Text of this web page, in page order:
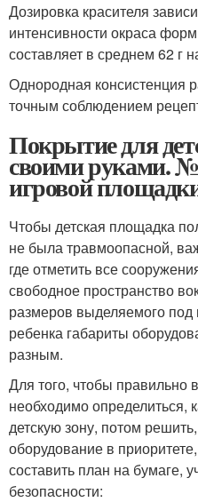
Дозировка красителя
интенсивности окраса
составляет в среднем 62 г
Однородная консистенция
точным соблюдением
Покрытие для
своими руками.
игровой
Чтобы детская площадка
не была травмоопасной,
где отметить все
свободное пространство
размеров выделяемого под
ребенка габариты
разным.
Для того, чтобы правильно
необходимо определиться,
детскую зону, потом
оборудование в
составить план на бумаге,
безопасности: